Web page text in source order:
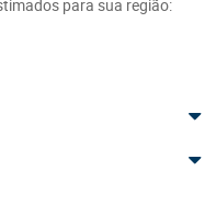
para sua região: